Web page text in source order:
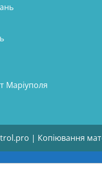
Маріуполя
| Копіювання